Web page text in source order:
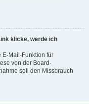
klicke, werde ich
E-Mail-Funktion für
von der Board-
soll den Missbrauch